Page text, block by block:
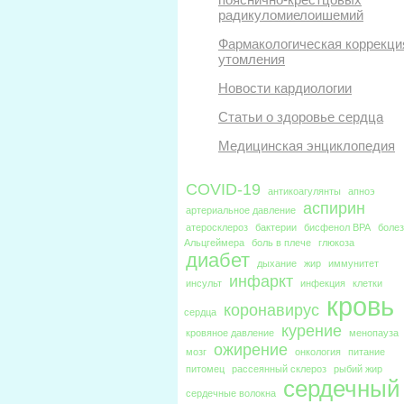
радикуломиелоишемий
Фармакологическая
утомления
Новости кардиологии
Статьи о здоровье сердца
Медицинская энциклопедия
COVID-19 антикоагулянты
апноэ
артериальное давление
аспирин
атеросклероз бактерии бисфенол BPA
Альцгеймера
боль в плече глюкоза
диабет дыхание жир
иммунитет
инсульт
инфаркт инфекция клетки
сердца коронавирус кровь
кровяное давление курение
менопауза
мозг
ожирение онкология
питание
питомец
рассеянный склероз рыбий жир
сердечные волокна
сердечный